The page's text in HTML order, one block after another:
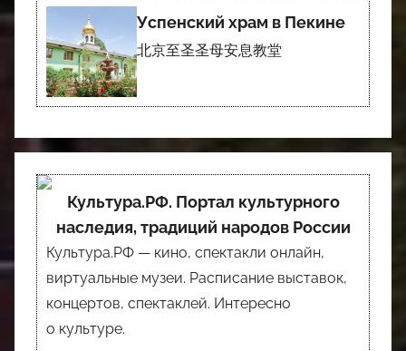
Успенский храм в Пекине
北京至圣圣母安息教堂
Культура.РФ. Портал культурного
наследия, традиций народов России
Культура.РФ — кино, спектакли онлайн,
виртуальные музеи. Расписание выставок,
концертов, спектаклей. Интересно
о культуре.